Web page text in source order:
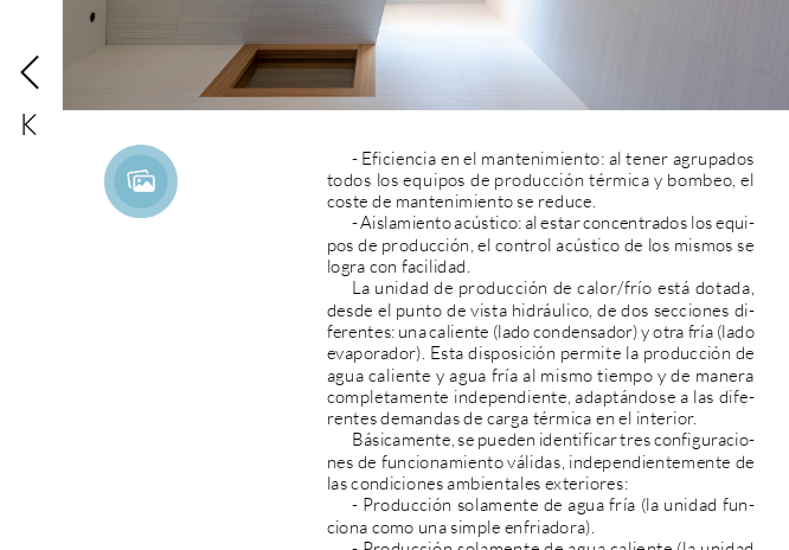
- Eficiencia en el mantenimiento: al tener agrupados
todos los equipos de producción térmica y bombeo, el
coste de mantenimientose reduce.
-Aislamientoacústico:alestarconcentrados losequi-
pos de producción, el control acústico de los mismos se
logra con facilidad.
La unidad de producción de calor/frío está dotada,
desde el punto de vista hidráulico, de dos secciones di-
ferentes: unacaliente (ladocondensador)yotra fría (lado
evaporador). Esta disposición permite la producción de
agua caliente y agua fría al mismo tiempo y de manera
completamente independiente, adaptándose a las dife-
rentesdemandasde carga térmica en el interior.
Básicamente,se pueden identificartresconfiguracio-
nes de funcionamientoválidas, independientemente de
lascondicionesambientales exteriores:
- Producción solamente de agua fría (la unidad fun-
ciona como unasimple enfriadora).